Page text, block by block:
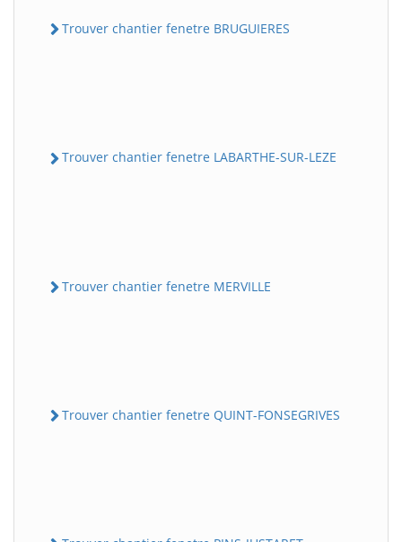
Trouver chantier fenetre BRUGUIERES
Trouver chantier fenetre LABARTHE-SUR-LEZE
Trouver chantier fenetre MERVILLE
Trouver chantier fenetre QUINT-FONSEGRIVES